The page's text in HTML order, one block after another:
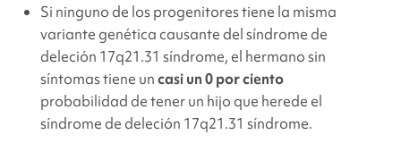
Si ninguno de los progenitores tiene la misma
variante genética causante delsíndrome de
deleción 17q21.31 síndrome, el hermano sin
síntomas tiene uncasi un 0 por ciento
probabilidad de tener un hijo que herede el
síndrome de deleción 17q21.31 síndrome.